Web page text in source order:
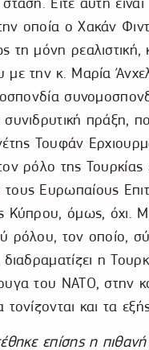
οποία ο Χακάν
τη μόνη ρεαλιστική,
με την κ. Μαρία
πράξη,
Τουφάν
ρόλο της Τουρκίας
Ευρωπαίους
Κύπρου, όμως, όχι.
ρόλου, τον οποίο,
η
του ΝΑΤΟ, στην
και τα
επίσης η